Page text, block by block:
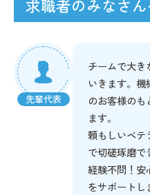
求職者のみなさ
先輩代表
チームで大き
いきます。機
のお客様のも
ます。
頼もしいベテ
で切磋琢磨で
経験不問！安
をサポートし